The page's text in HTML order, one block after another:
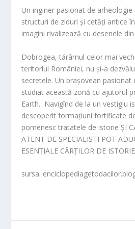
Un inginer pasionat de
structuri de ziduri și cetăți antice
imagini rivalizează cu desenele
Dobrogea, tărâmul celor mai
teritoriul României, nu și-a
secretele. Un brașovean pasionat
studiat această zonă cu ajutorul
Earth. Navigînd de la un vestigiu
descoperit formațiuni fortificate
pomenesc tratatele de istorie ȘI
ATENT DE SPECIALISTI POT
ESENȚIALE CĂRȚILOR DE
sursa: